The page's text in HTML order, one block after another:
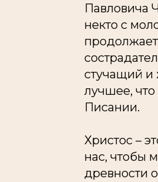
Павловича
некто с
стучащий и
лучшее, что
Писании.
Христос –
нас, чтобы
древности